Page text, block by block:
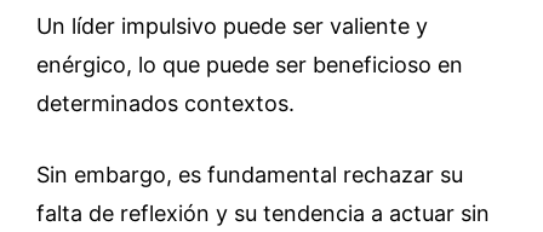
Un líder impulsivo puede ser valiente y
enérgico, lo que puede ser beneficioso en
determinados contextos.
Sin embargo, es fundamental rechazar su
falta de reflexión y su tendencia a actuar sin